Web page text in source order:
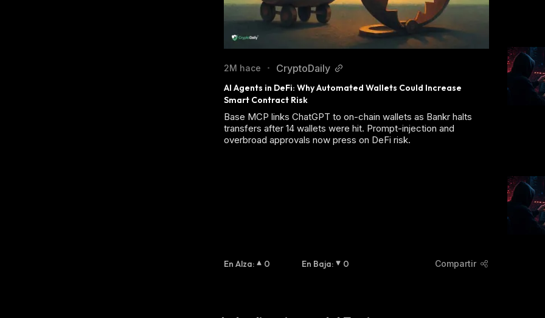
2M hace • CryptoDaily
AI Agents in DeFi: Why Automated Wallets Could Increase
Smart Contract Risk
Base MCP links ChatGPT to on-chain wallets as Bankr halts
transfers after 14 wallets were hit. Prompt-injection and
overbroad approvals now press on DeFi risk.
En Alza: 0 En Baja: 0 Compartir